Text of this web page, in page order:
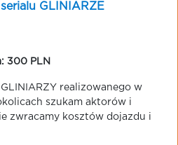
GLINIARZE
300 PLN
realizowanego w
szukam aktorów i
zwracamy kosztów dojazdu i